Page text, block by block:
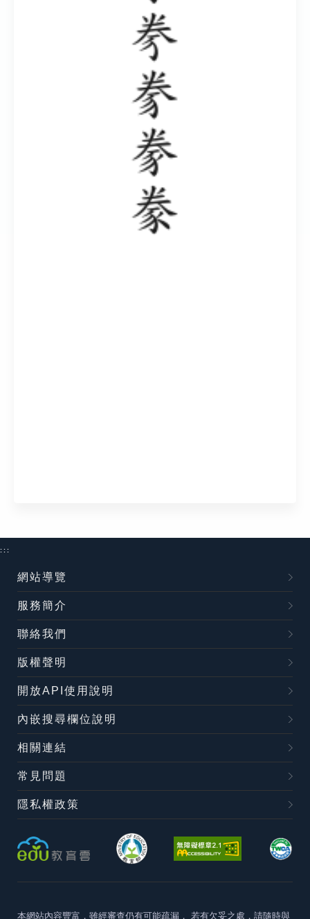
:::
網站導覽
服務簡介
聯絡我們
版權聲明
開放API使用說明
內嵌搜尋欄位說明
相關連結
常見問題
隱私權政策
本網站內容豐富，雖經審查仍有可能疏漏， 若有欠妥之處，請隨時與